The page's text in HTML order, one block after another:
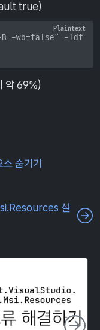
true)
-wb=false" -
약 69%)
숨기기
설
다